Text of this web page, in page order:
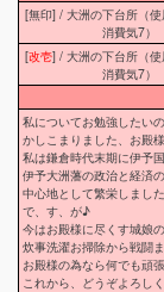
[無印] / 大洲の下台所（使
消費気7）
[改壱] / 大洲の下台所（使
消費気7）
私についてお勉強したい
かしこまりました、お殿様
私は鎌倉時代末期に伊予国
伊予大洲藩の政治と経済の
中心地として繁栄しました
で、す、が♪
今はお殿様に尽くす城娘
炊事洗濯お掃除から戦闘ま
お殿様の為なら何でも頑
これから、どうぞよろし